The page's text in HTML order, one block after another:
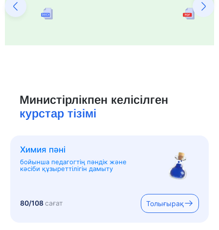
Министірлікпен келісілген
курстар тізімі
Химия пәні
бойынша педагогтің пәндік және
кәсіби құзыреттілігін дамыту
80/108сағат Толығырақ